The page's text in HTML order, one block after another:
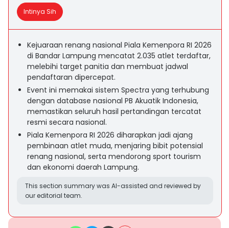
Intinya Sih
Kejuaraan renang nasional Piala Kemenpora RI 2026
di Bandar Lampung mencatat 2.035 atlet terdaftar,
melebihi target panitia dan membuat jadwal
pendaftaran dipercepat.
Event ini memakai sistem Spectra yang terhubung
dengan database nasional PB Akuatik Indonesia,
memastikan seluruh hasil pertandingan tercatat
resmi secara nasional.
Piala Kemenpora RI 2026 diharapkan jadi ajang
pembinaan atlet muda, menjaring bibit potensial
renang nasional, serta mendorong sport tourism
dan ekonomi daerah Lampung.
This section summary was AI-assisted and reviewed by
our editorial team.